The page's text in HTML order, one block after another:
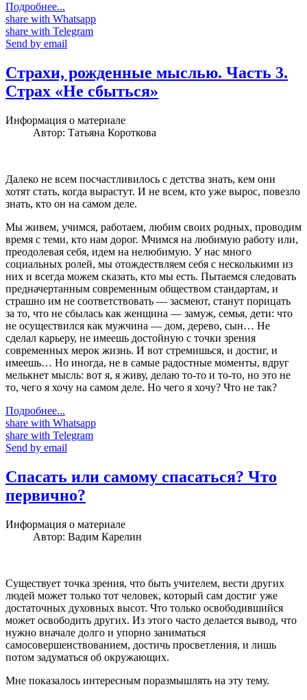
Подробнее...
share with Whatsapp
share with Telegram
Send by email
Страхи, рожденные мыслью. Часть 3.
Страх «Не сбыться»
Информация о материале
Автор: Татьяна Короткова
Далеко не всем посчастливилось с детства знать, кем они
хотят стать, когда вырастут. И не всем, кто уже вырос, повезло
знать, кто он на самом деле.
Мы живем, учимся, работаем, любим своих родных, проводим
время с теми, кто нам дорог. Мчимся на любимую работу или,
преодолевая себя, идем на нелюбимую. У нас много
социальных ролей, мы отождествляем себя с несколькими из
них и всегда можем сказать, кто мы есть. Пытаемся следовать
предначертанным современным обществом стандартам, и
страшно им не соответствовать — засмеют, станут порицать
за то, что не сбылась как женщина — замуж, семья, дети: что
не осуществился как мужчина — дом, дерево, сын… Не
сделал карьеру, не имеешь достойную с точки зрения
современных мерок жизнь. И вот стремишься, и достиг, и
имеешь… Но иногда, не в самые радостные моменты, вдруг
мелькнет мысль: вот я, я живу, делаю то-то и то-то, но это не
то, чего я хочу на самом деле. Но чего я хочу? Что не так?
Подробнее...
share with Whatsapp
share with Telegram
Send by email
Спасать или самому спасаться? Что
первично?
Информация о материале
Автор: Вадим Карелин
Существует точка зрения, что быть учителем, вести других
людей может только тот человек, который сам достиг уже
достаточных духовных высот. Что только освободившийся
может освободить других. Из этого часто делается вывод, что
нужно вначале долго и упорно заниматься
самосовершенствованием, достичь просветления, и лишь
потом задуматься об окружающих.
Мне показалось интересным поразмышлять на эту тему.